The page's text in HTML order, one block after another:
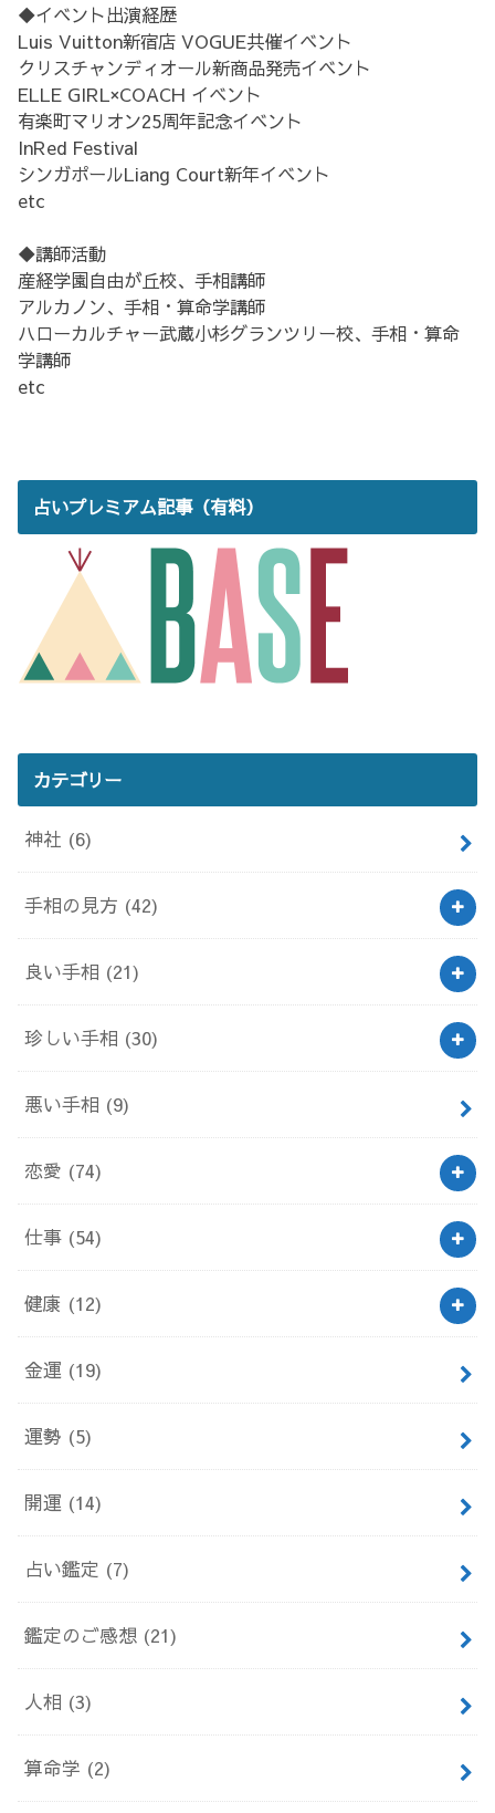
◆イベント出演経歴
Luis Vuitton新宿店 VOGUE共催イベント
クリスチャンディオール新商品発売イベント
ELLE GIRL×COACH イベント
有楽町マリオン25周年記念イベント
InRed Festival
シンガポールLiang Court新年イベント
etc
◆講師活動
産経学園自由が丘校、手相講師
アルカノン、手相・算命学講師
ハローカルチャー武蔵小杉グランツリー校、手相・算命
学講師
etc
占いプレミアム記事（有料）
カテゴリー
神社 (6)
手相の見方 (42)
良い手相 (21)
珍しい手相 (30)
悪い手相 (9)
恋愛 (74)
仕事 (54)
健康 (12)
金運 (19)
運勢 (5)
開運 (14)
占い鑑定 (7)
鑑定のご感想 (21)
人相 (3)
算命学 (2)